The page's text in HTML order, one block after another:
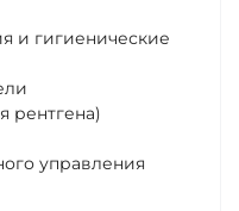
и гигиенические
рентгена)
управления